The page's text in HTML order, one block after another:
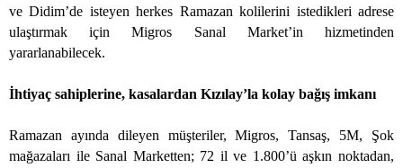
ve Didim’de isteyen herkes Ramazan kolilerini istedikleri adrese
ulaştırmak için Migros Sanal Market’in hizmetinden
yararlanabilecek.
İhtiyaç sahiplerine, kasalardan Kızılay’la kolay bağış imkanı
Ramazan ayında dileyen müşteriler, Migros, Tansaş, 5M, Şok
mağazaları ile Sanal Marketten; 72 il ve 1.800’ü aşkın noktadan,